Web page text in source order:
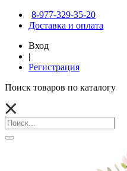
8-977-329-35-20
Доставка и оплата
Вход
|
Регистрация
Поиск товаров по каталогу